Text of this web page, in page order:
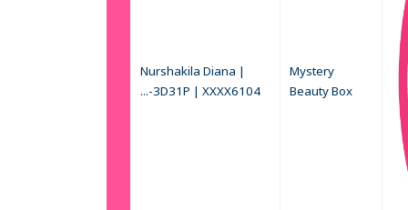
Nurshakila Diana |
...-3D31P | XXXX6104
Mystery
Beauty Box